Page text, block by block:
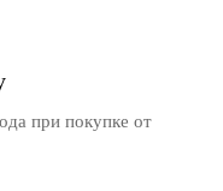
при покупке от